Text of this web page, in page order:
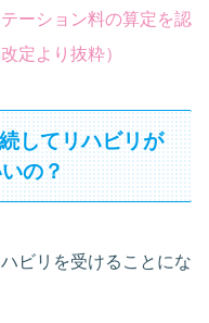
ーション料の算定を認
定より抜粋）
してリハビリが
の？
ビリを受けることにな